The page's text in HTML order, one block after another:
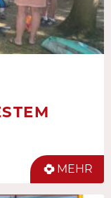
MEHR